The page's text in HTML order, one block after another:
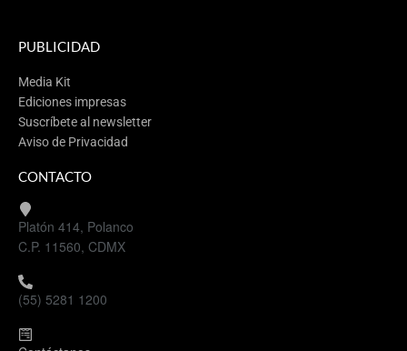
PUBLICIDAD
Media Kit
Ediciones impresas
Suscríbete al newsletter
Aviso de Privacidad
CONTACTO
Platón 414, Polanco
C.P. 11560, CDMX
(55) 5281 1200